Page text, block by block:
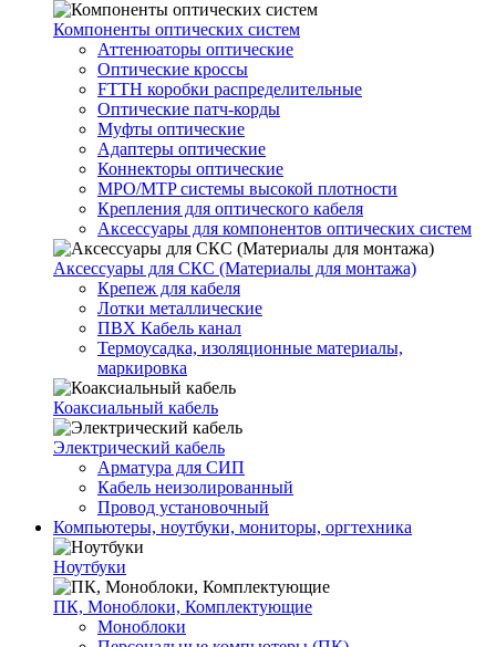
Компоненты оптических систем
Аттенюаторы оптические
Оптические кроссы
FTTH коробки распределительные
Оптические патч-корды
Муфты оптические
Адаптеры оптические
Коннекторы оптические
MPO/MTP системы высокой плотности
Крепления для оптического кабеля
Аксессуары для компонентов оптических систем
Аксессуары для СКС (Материалы для монтажа)
Крепеж для кабеля
Лотки металлические
ПВХ Кабель канал
Термоусадка, изоляционные материалы,
маркировка
Коаксиальный кабель
Электрический кабель
Арматура для СИП
Кабель неизолированный
Провод установочный
Компьютеры, ноутбуки, мониторы, оргтехника
Ноутбуки
ПК, Моноблоки, Комплектующие
Моноблоки